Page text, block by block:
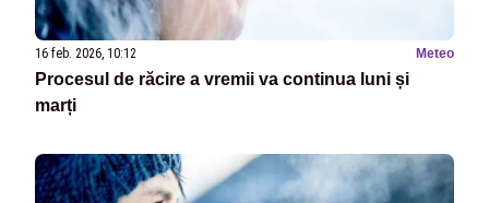
16 feb. 2026, 10:12 Meteo
Procesul de răcire a vremii va continua luni și
marți